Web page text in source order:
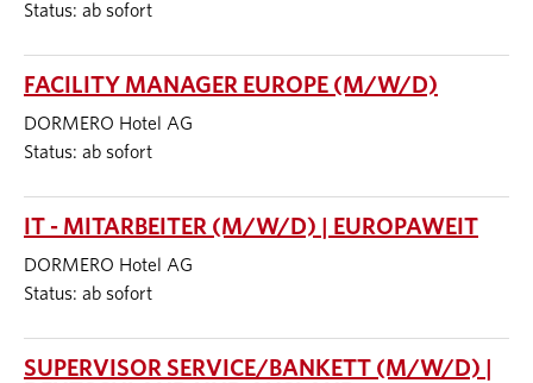
Status: ab sofort
FACILITY MANAGER EUROPE (M/W/D)
DORMERO Hotel AG
Status: ab sofort
IT - MITARBEITER (M/W/D) | EUROPAWEIT
DORMERO Hotel AG
Status: ab sofort
SUPERVISOR SERVICE/BANKETT (M/W/D) |